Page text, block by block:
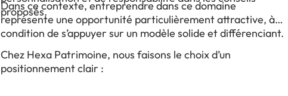
proposés.
Dans ce contexte, entreprendre dans ce domaine
représente une opportunité particulièrement attractive, à
condition de s’appuyer sur un modèle solide et différenciant.
Chez Hexa Patrimoine, nous faisons le choix d’un
positionnement clair :